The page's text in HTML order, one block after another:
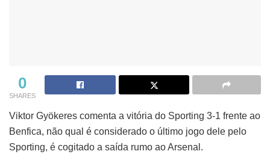
0
SHARES
Viktor Gyökeres comenta a vitória do Sporting 3-1 frente ao
Benfica, não qual é considerado o último jogo dele pelo
Sporting, é cogitado a saída rumo ao Arsenal.